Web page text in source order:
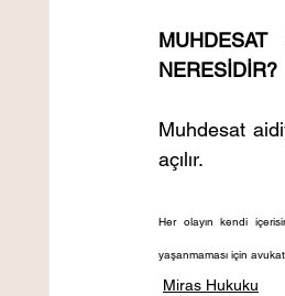
NERESİDİR?
Muhdesat
açılır.
Her olayın kendi
yaşanmaması için
Miras Hukuku